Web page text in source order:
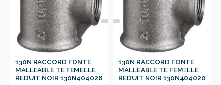
130N RACCORD FONTE
MALLEABLE TE FEMELLE
REDUIT NOIR 130N404026
130N RACCORD FONTE
MALLEABLE TE FEMELLE
REDUIT NOIR 130N404020